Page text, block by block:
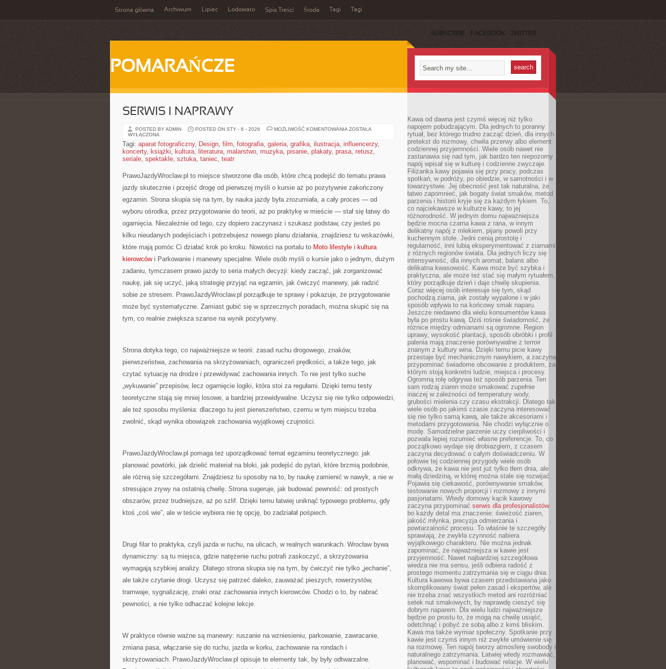
Strona główna Archiwum Lipiec Lodowato Spis Treści Środa Tagi Tagi
SUBSCRIBE FACEBOOK TWITTER
POMARAŃCZE
SERWIS I NAPRAWY
POSTED BY ADMIN POSTED ON STY - 6 - 2026 MOŻLIWOŚĆ KOMENTOWANIA SERWIS
ZOSTAŁA
WYŁĄCZONA
Tagi: aparat fotograficzny, Design, film, fotografia, galeria, grafika, ilustracja, influencerzy,
koncerty, książki, kultura, literatura, malarstwo, muzyka, pisanie, plakaty, prasa, retusz,
seriale, spektakle, sztuka, taniec, teatr
PrawoJazdyWroclaw.pl to miejsce stworzone dla osób, które chcą podejść do tematu prawa
jazdy skutecznie i przejść drogę od pierwszej myśli o kursie aż po pozytywnie zakończony
egzamin. Strona skupia się na tym, by nauka jazdy była zrozumiała, a cały proces — od
wyboru ośrodka, przez przygotowanie do teorii, aż po praktykę w mieście — stał się łatwy do
ogarnięcia. Niezależnie od tego, czy dopiero zaczynasz i szukasz podstaw, czy jesteś po
kilku nieudanych podejściach i potrzebujesz nowego planu działania, znajdziesz tu wskazówki,
które mają pomóc Ci działać krok po kroku. Nowości na portalu to Moto lifestyle i kultura
kierowcówi Parkowanie i manewry specjalne. Wiele osób myśli o kursie jako o jednym, dużym
zadaniu, tymczasem prawo jazdy to seria małych decyzji: kiedy zacząć, jak zorganizować
naukę, jak się uczyć, jaką strategię przyjąć na egzamin, jak ćwiczyć manewry, jak radzić
sobie ze stresem. PrawoJazdyWroclaw.pl porządkuje te sprawy i pokazuje, że przygotowanie
może być systematyczne. Zamiast gubić się w sprzecznych poradach, można skupić się na
tym, co realnie zwiększa szanse na wynik pozytywny.
Strona dotyka tego, co najważniejsze w teorii: zasad ruchu drogowego, znaków,
pierwszeństwa, zachowania na skrzyżowaniach, ograniczeń prędkości, a także tego, jak
czytać sytuację na drodze i przewidywać zachowania innych. To nie jest tylko suche
„wykuwanie” przepisów, lecz ogarnięcie logiki, która stoi za regułami. Dzięki temu testy
teoretyczne stają się mniej losowe, a bardziej przewidywalne. Uczysz się nie tylko odpowiedzi,
ale też sposobu myślenia: dlaczego tu jest pierwszeństwo, czemu w tym miejscu trzeba
zwolnić, skąd wynika obowiązek zachowania wyjątkowej czujności.
PrawoJazdyWroclaw.pl pomaga też uporządkować temat egzaminu teoretycznego: jak
planować powtórki, jak dzielić materiał na bloki, jak podejść do pytań, które brzmią podobnie,
ale różnią się szczegółami. Znajdziesz tu sposoby na to, by naukę zamienić w nawyk, a nie w
stresujące zrywy na ostatnią chwilę. Strona sugeruje, jak budować pewność: od prostych
obszarów, przez trudniejsze, aż po szlif. Dzięki temu łatwiej uniknąć typowego problemu, gdy
ktoś „coś wie”, ale w teście wybiera nie tę opcję, bo zadziałał pośpiech.
Drugi filar to praktyka, czyli jazda w ruchu, na ulicach, w realnych warunkach. Wrocław bywa
dynamiczny: są tu miejsca, gdzie natężenie ruchu potrafi zaskoczyć, a skrzyżowania
wymagają szybkiej analizy. Dlatego strona skupia się na tym, by ćwiczyć nie tylko „jechanie”,
ale także czytanie drogi. Uczysz się patrzeć daleko, zauważać pieszych, rowerzystów,
tramwaje, sygnalizację, znaki oraz zachowania innych kierowców. Chodzi o to, by nabrać
pewności, a nie tylko odhaczać kolejne lekcje.
W praktyce równie ważne są manewry: ruszanie na wzniesieniu, parkowanie, zawracanie,
zmiana pasa, włączanie się do ruchu, jazda w korku, zachowanie na rondach i
skrzyżowaniach. PrawoJazdyWroclaw.pl opisuje te elementy tak, by były odtwarzalne.
Kawa od dawna jest czymś więcej niż tylko
napojem pobudzającym. Dla jednych to poranny
rytuał, bez którego trudno zacząć dzień, dla innych
pretekst do rozmowy, chwila przerwy albo element
codziennej przyjemności. Wiele osób nawet nie
zastanawia się nad tym, jak bardzo ten niepozorny
napój wpisał się w kulturę i codzienne zwyczaje.
Filiżanka kawy pojawia się przy pracy, podczas
spotkań, w podróży, po obiedzie, w samotności i w
towarzystwie. Jej obecność jest tak naturalna, że
łatwo zapomnieć, jak bogaty świat smaków, metod
parzenia i historii kryje się za każdym łykiem. To,
co najciekawsze w kulturze kawy, to jej
różnorodność. W jednym domu najważniejsza
będzie mocna czarna kawa z rana, w innym
delikatny napój z mlekiem, pijany powoli przy
kuchennym stole. Jedni cenią prostotę i
regularność, inni lubią eksperymentować z ziarnami
z różnych regionów świata. Dla jednych liczy się
intensywność, dla innych aromat, balans albo
delikatna kwasowość. Kawa może być szybka i
praktyczna, ale może też stać się małym rytuałem,
który porządkuje dzień i daje chwilę skupienia.
Coraz więcej osób interesuje się tym, skąd
pochodzą ziarna, jak zostały wypalone i w jaki
sposób wpływa to na końcowy smak naparu.
Jeszcze niedawno dla wielu konsumentów kawa
była po prostu kawą. Dziś rośnie świadomość, że
różnice między odmianami są ogromne. Region
uprawy, wysokość plantacji, sposób obróbki i profil
palenia mają znaczenie porównywalne z terroir
znanym z kultury wina. Dzięki temu picie kawy
przestaje być mechanicznym nawykiem, a zaczyna
przypominać świadome obcowanie z produktem, za
którym stoją konkretni ludzie, miejsca i procesy.
Ogromną rolę odgrywa też sposób parzenia. Ten
sam rodzaj ziaren może smakować zupełnie
inaczej w zależności od temperatury wody,
grubości mielenia czy czasu ekstrakcji. Dlatego tak
wiele osób po jakimś czasie zaczyna interesować
się nie tylko samą kawą, ale także akcesoriami i
metodami przygotowania. Nie chodzi wyłącznie o
modę. Samodzielne parzenie uczy cierpliwości i
pozwala lepiej rozumieć własne preferencje. To, co
początkowo wydaje się drobiazgiem, z czasem
zaczyna decydować o całym doświadczeniu. W
połowie tej codziennej przygody wiele osób
odkrywa, że kawa nie jest już tylko tłem dnia, ale
małą dziedziną, w której można stale się rozwijać.
Pojawia się ciekawość, porównywanie smaków,
testowanie nowych proporcji i rozmowy z innymi
pasjonatami. Wtedy domowy kącik kawowy
zaczyna przypominać serwis dla profesjonalistów
bo każdy detal ma znaczenie: świeżość ziaren,
jakość młynka, precyzja odmierzania i
powtarzalność procesu. To właśnie te szczegóły
sprawiają, że zwykła czynność nabiera
wyjątkowego charakteru. Nie można jednak
zapominać, że najważniejsza w kawie jest
przyjemność. Nawet najbardziej szczegółowa
wiedza nie ma sensu, jeśli odbiera radość z
prostego momentu zatrzymania się w ciągu dnia.
Kultura kawowa bywa czasem przedstawiana jako
skomplikowany świat pełen zasad i ekspertów, ale
nie trzeba znać wszystkich metod ani rozróżniać
setek nut smakowych, by naprawdę cieszyć się
dobrym naparem. Dla wielu ludzi najważniejsze
będzie po prostu to, że mogą na chwilę usiąść,
odetchnąć i pobyć ze sobą albo z kimś bliskim.
Kawa ma także wymiar społeczny. Spotkanie przy
kawie jest czymś innym niż zwykłe umówienie się
na rozmowę. Ten napój tworzy atmosferę swobody i
naturalnego zatrzymania. Łatwiej wtedy rozmawiać,
planować, wspominać i budować relacje. W wielu